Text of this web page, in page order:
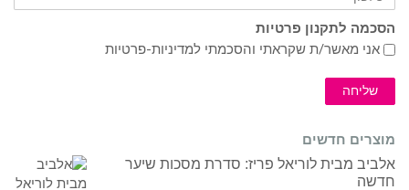
הסכמה לתקנון פרטיות
אני מאשר/ת שקראתי והסכמתי למדיניות-פרטיות
שליחה
מוצרים חדשים
אלביב מבית לוריאל פריז: סדרת מסכות שיער
חדשה